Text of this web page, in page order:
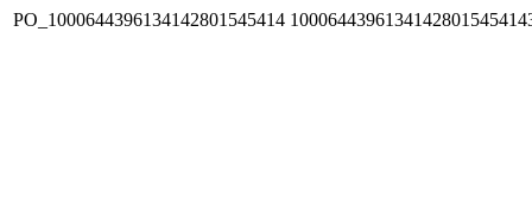
PO_1000644396134142801545414